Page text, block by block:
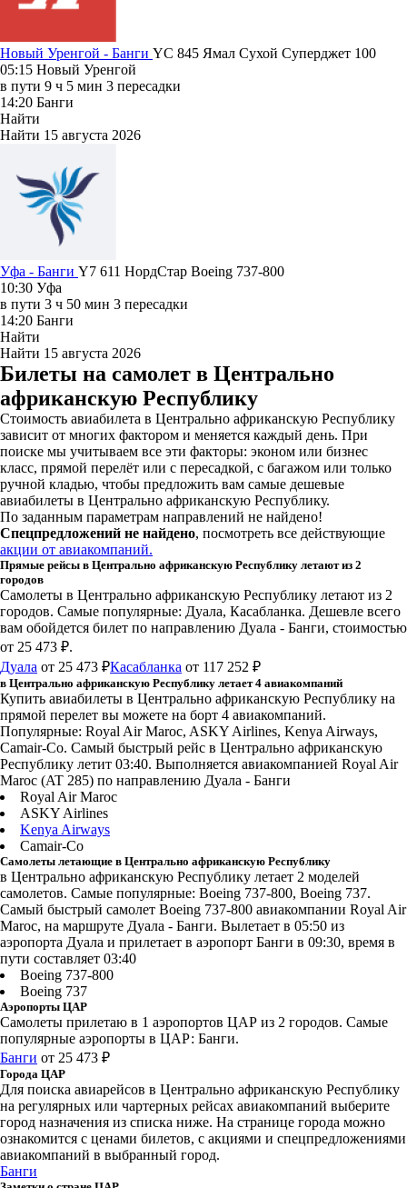
Новый Уренгой - Банги YC 845 Ямал Сухой Суперджет 100
05:15 Новый Уренгой
в пути 9 ч 5 мин 3 пересадки
14:20 Банги
Найти
Найти 15 августа 2026
Уфа - Банги Y7 611 НордСтар Boeing 737-800
10:30 Уфа
в пути 3 ч 50 мин 3 пересадки
14:20 Банги
Найти
Найти 15 августа 2026
Билеты на самолет в Центрально
африканскую Республику
Стоимость авиабилета в Центрально африканскую Республику
зависит от многих фактором и меняется каждый день. При
поиске мы учитываем все эти факторы: эконом или бизнес
класс, прямой перелёт или с пересадкой, с багажом или только
ручной кладью, чтобы предложить вам самые дешевые
авиабилеты в Центрально африканскую Республику.
По заданным параметрам направлений не найдено!
Спецпредложений не найдено, посмотреть все действующие
акции от авиакомпаний.
Прямые рейсы в Центрально африканскую Республику летают из 2
городов
Самолеты в Центрально африканскую Республику летают из 2
городов. Самые популярные: Дуала, Касабланка. Дешевле всего
вам обойдется билет по направлению Дуала - Банги, стоимостью
от 25 473 ₽.
Дуала от 25 473 ₽Касабланка от 117 252 ₽
в Центрально африканскую Республику летает 4 авиакомпаний
Купить авиабилеты в Центрально африканскую Республику на
прямой перелет вы можете на борт 4 авиакомпаний.
Популярные: Royal Air Maroc, ASKY Airlines, Kenya Airways,
Camair-Co. Самый быстрый рейс в Центрально африканскую
Республику летит 03:40. Выполняется авиакомпанией Royal Air
Maroc (AT 285) по направлению Дуала - Банги
Royal Air Maroc
ASKY Airlines
Kenya Airways
Camair-Co
Самолеты летающие в Центрально африканскую Республику
в Центрально африканскую Республику летает 2 моделей
самолетов. Самые популярные: Boeing 737-800, Boeing 737.
Самый быстрый самолет Boeing 737-800 авиакомпании Royal Air
Maroc, на маршруте Дуала - Банги. Вылетает в 05:50 из
аэропорта Дуала и прилетает в аэропорт Банги в 09:30, время в
пути составляет 03:40
Boeing 737-800
Boeing 737
Аэропорты ЦАР
Самолеты прилетаю в 1 аэропортов ЦАР из 2 городов. Самые
популярные аэропорты в ЦАР: Банги.
Банги от 25 473 ₽
Города ЦАР
Для поиска авиарейсов в Центрально африканскую Республику
на регулярных или чартерных рейсах авиакомпаний выберите
город назначения из списка ниже. На странице города можно
ознакомится с ценами билетов, с акциями и спецпредложениями
авиакомпаний в выбранный город.
Банги